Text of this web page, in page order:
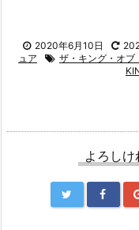
2020年6月10日
ュア
ザ・キング・オブ
よろし